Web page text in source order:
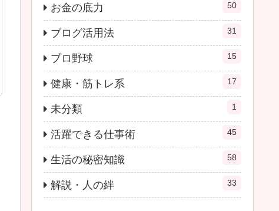
お金の底力 50
ブログ活用法 31
プロ野球 15
健康・筋トレ系 17
未分類 1
活躍できる仕事術 45
生活の秘密知識 58
解説・人の絆 33